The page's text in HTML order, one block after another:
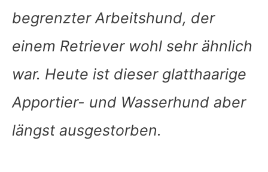
begrenzter Arbeitshund, der
einem Retriever wohl sehr ähnlich
war. Heute ist dieser glatthaarige
Apportier- und Wasserhund aber
längst ausgestorben.